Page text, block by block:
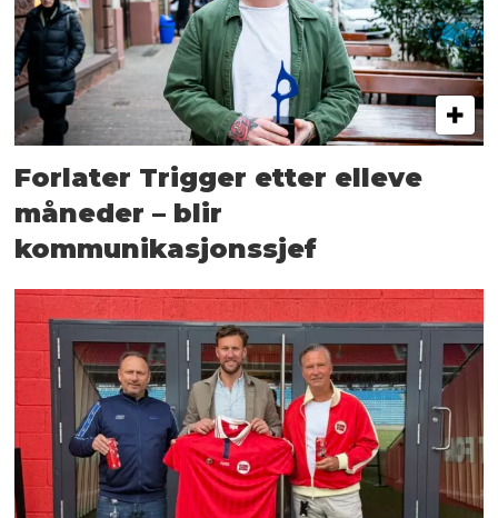
Forlater Trigger etter elleve
måneder – blir
kommunikasjonssjef